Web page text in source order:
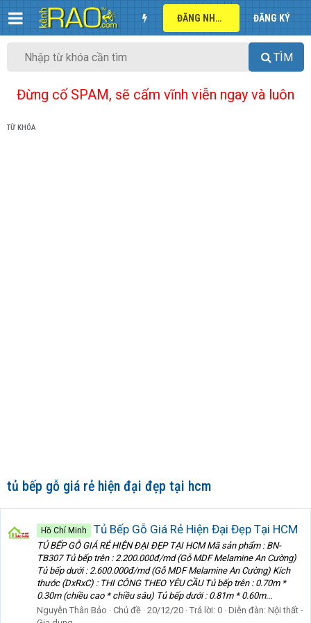
ĐĂNG NHẬP ĐĂNG KÝ
TÌM
Đừng cố SPAM, sẽ cấm vĩnh viễn ngay và luôn
TỪ KHÓA
tủ bếp gỗ giá rẻ hiện đại đẹp tại hcm
Hồ Chí Minh Tủ Bếp Gỗ Giá Rẻ Hiện Đại Đẹp Tại HCM
TỦ BẾP GỖ GIÁ RẺ HIỆN ĐẠI ĐẸP TẠI HCM Mã sản phẩm : BN-
TB307 Tủ bếp trên : 2.200.000đ/md (Gỗ MDF Melamine An Cường)
Tủ bếp dưới : 2.600.000đ/md (Gỗ MDF Melamine An Cường) Kích
thước (DxRxC) : THI CÔNG THEO YÊU CẦU Tủ bếp trên : 0.70m *
0.30m (chiều cao * chiều sâu) Tủ bếp dưới : 0.81m * 0.60m...
Nguyễn Thân Bảo
Chủ đề 20/12/20 Trả lời: 0 Diễn đàn: Nội thất -